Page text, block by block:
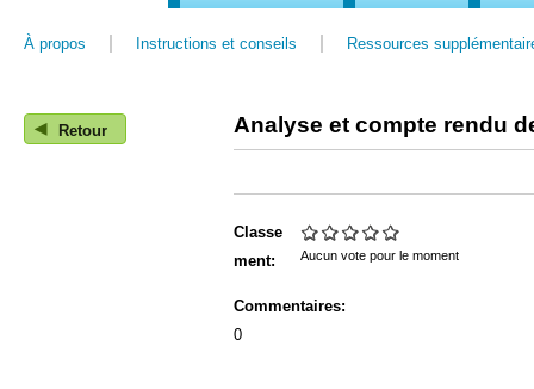
◀ Retour Analyse et compte rendu
Classe
ment:
Aucun vote pour le moment
Commentaires:
0
À propos Instructions et conseils Ressources